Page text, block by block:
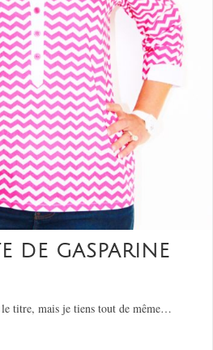
DE GASPARINE
titre, mais je tiens tout de même…